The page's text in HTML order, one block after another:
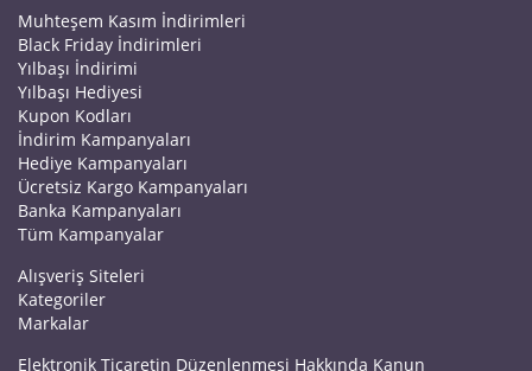
Muhteşem Kasım İndirimleri
Black Friday İndirimleri
Yılbaşı İndirimi
Yılbaşı Hediyesi
Kupon Kodları
İndirim Kampanyaları
Hediye Kampanyaları
Ücretsiz Kargo Kampanyaları
Banka Kampanyaları
Tüm Kampanyalar
Alışveriş Siteleri
Kategoriler
Markalar
Elektronik Ticaretin Düzenlenmesi Hakkında Kanun